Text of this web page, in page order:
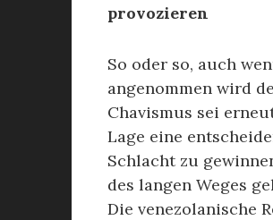
provozieren
So oder so, auch
angenommen wird
Chavismus sei
Lage eine
Schlacht zu
des langen Weges
Die venezolanische